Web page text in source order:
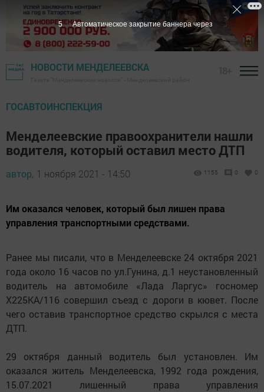
НОВОСТИ МЕНДЕЛЕЕВСКА
ГОСАВТОИНСПЕКЦИЯ
Менделеевские правоохранители нашли
водителя, который оставил место ДТП
автор, 1 ноября 2021 - 14:50 1155 0 0
Им оказался человек, который был лишен права
управления транспортными средствами.
Ранее мы писали, что в Менделеевске 24 октября 2021
года около 16 часов по ул.Гунина, д.1 неустановленный
водитель на автомобиле «Лада Ларгус» госномер
Х225КА/116 совершил съезд с дороги в кювет. После
чего оставив транспортное средство скрылся с места
ДТП.
29 октября данный водитель был установлен. Им
оказался житель Менделеевска, 1992 года рождения,
15.07.2021 лишенный права управления
4 Автоматическое закрытие баннера через